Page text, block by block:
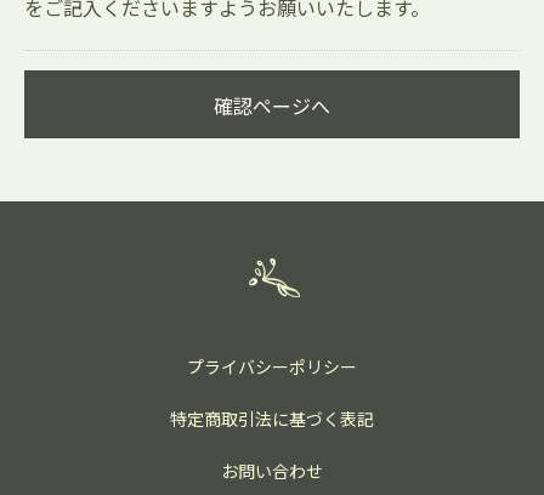
をご記入くださいますようお願いいたします。
確認ページへ
プライバシーポリシー
特定商取引法に基づく表記
お問い合わせ